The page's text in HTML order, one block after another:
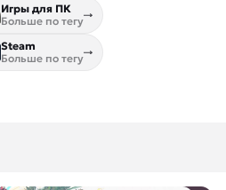
Игры для ПК
Больше по тегу
Steam
Больше по тегу